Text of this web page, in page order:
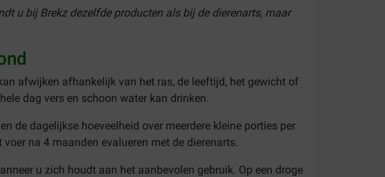
u bij Brekz dezelfde producten als bij de dierenarts, maar
afwijken afhankelijk van het ras, de leeftijd, het gewicht of
dag vers en schoon water kan drinken.
de dagelijkse hoeveelheid over meerdere kleine porties per
na 4 maanden evalueren met de dierenarts.
u zich houdt aan het aanbevolen gebruik. Op een droge